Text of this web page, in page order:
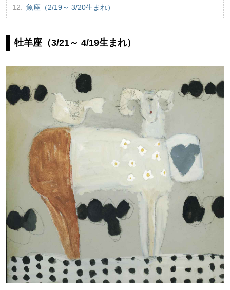
魚座（2/19～ 3/20生まれ）
牡羊座（3/21～ 4/19生まれ）